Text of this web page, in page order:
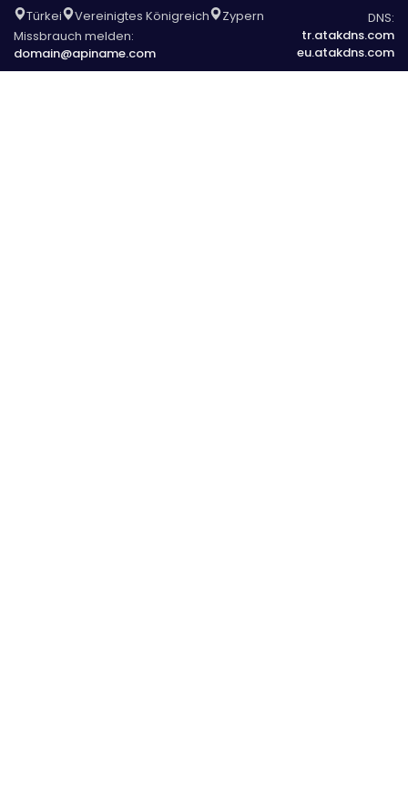
Türkei Vereinigtes Königreich
Zypern
Missbrauch melden:
domain@apiname.com
DNS:
tr.atakdns.com
eu.atakdns.com